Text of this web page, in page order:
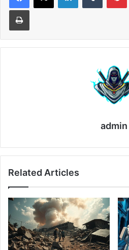
Print
admin
Related Articles